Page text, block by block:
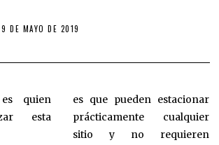
9 DE MAYO DE 2019
quien
esta
es que pueden estacionar
prácticamente cualquier
sitio y no requieren